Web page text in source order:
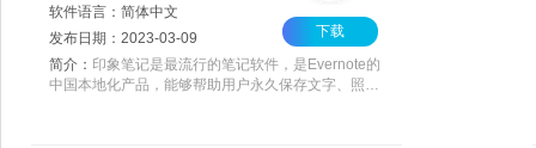
软件语言：简体中文
发布日期：2023-03-09
下载
简介： 印象笔记是最流行的笔记软件，是Evernote的
中国本地化产品，能够帮助用户永久保存文字、照